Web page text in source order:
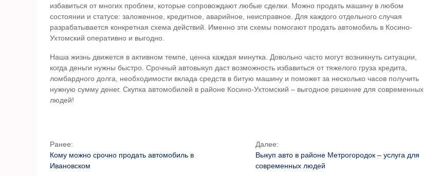
избавиться от многих проблем, которые сопровождают любые сделки. Можно продать машину в любом
состоянии и статусе: заложенное, кредитное, аварийное, неисправное. Для каждого отдельного случая
разрабатывается конкретная схема действий. Именно эти схемы помогают продать автомобиль в Косино-
Ухтомский оперативно и выгодно.
Наша жизнь движется в активном темпе, ценна каждая минутка. Довольно часто могут возникнуть ситуации,
когда деньги нужны быстро. Срочный автовыкуп даст возможность избавиться от тяжелого груза кредита,
ломбардного долга, необходимости вклада средств в битую машину и поможет за несколько часов получить
нужную сумму денег. Скупка автомобилей в районе Косино-Ухтомский – выгодное решение для современных
людей!
Ранее:
Кому можно срочно продать автомобиль в
Ивановском
Далее:
Выкуп авто в районе Метрогородок – услуга для
современных людей